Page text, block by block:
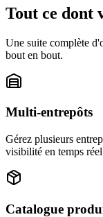
Tout ce dont
Une suite complète
bout en bout.
Multi-entrepôts
Gérez plusieurs
visibilité en temps
Catalogue